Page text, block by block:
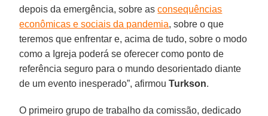
depois da emergência, sobre asconsequências
econômicas e sociais da pandemia, sobre o que
teremos que enfrentar e, acima de tudo, sobre o modo
como a Igreja poderá se oferecer como ponto de
referência seguro para o mundo desorientado diante
de um evento inesperado”, afirmouTurkson.
O primeiro grupo de trabalho da comissão, dedicado